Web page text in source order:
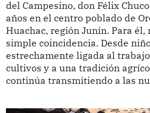
del Campesino, don Félix
años en el centro poblado de
Huachac, región Junín. Para él,
simple coincidencia. Desde
estrechamente ligada al
cultivos y a una tradición
continúa transmitiendo a las